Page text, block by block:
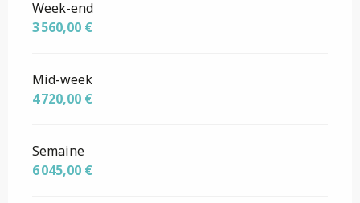
Week-end
3 560,00 €
Mid-week
4 720,00 €
Semaine
6 045,00 €